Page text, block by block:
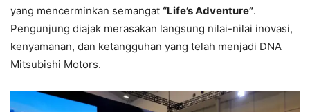
yang mencerminkan semangat “Life’s Adventure”.
Pengunjung diajak merasakan langsung nilai-nilai inovasi,
kenyamanan, dan ketangguhan yang telah menjadi DNA
Mitsubishi Motors.